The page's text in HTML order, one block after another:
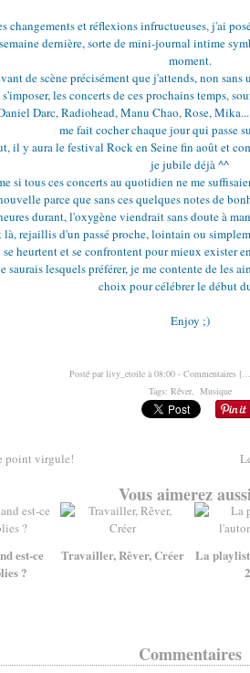
changements et réflexions infructueuses, j'ai
dernière, sorte de mini-journal intime
moment.
de scène précisément que j'attends, non
s'imposer, les concerts de ces prochains temps,
Darc, Radiohead, Manu Chao, Rose,
me fait cocher chaque jour qui passe
il y aura le festival Rock en Seine fin août et
je jubile déjà ^^
si tous ces concerts au quotidien ne me
parce que sans ces quelques notes de
durant, l'oxygène viendrait sans doute à
rejaillis d'un passé proche, lointain ou
se heurtent et se confrontent pour mieux exister
saurais lesquels préférer, je me contente de les
choix pour célébrer le début
Enjoy ;)
Posté par livy_etoile à 08:00 - Commentaires […
Tags: Rêver, Musique
point virgule!
Vous aimerez
est-ce
?
Travailler, Rêver, Créer
La
Commentaires